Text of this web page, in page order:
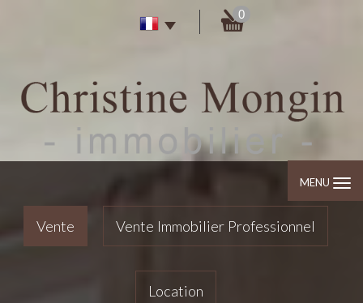
0
MENU
Vente Vente Immobilier Professionnel
Location